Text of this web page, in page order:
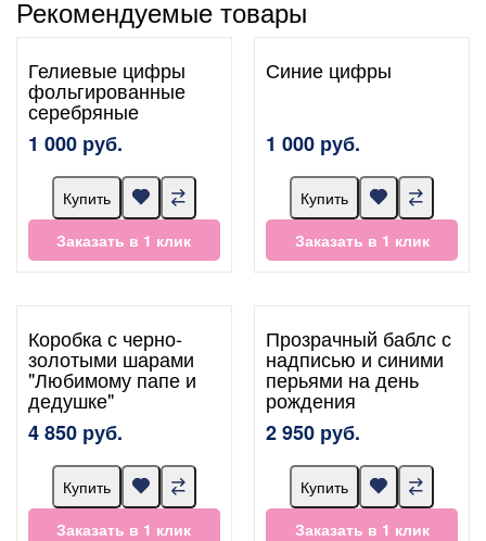
Рекомендуемые товары
Гелиевые цифры
фольгированные
серебряные
1 000 руб.
Купить
Заказать в 1 клик
Синие цифры
1 000 руб.
Купить
Заказать в 1 клик
Коробка с черно-
золотыми шарами
"Любимому папе и
дедушке"
4 850 руб.
Купить
Заказать в 1 клик
Прозрачный баблс с
надписью и синими
перьями на день
рождения
2 950 руб.
Купить
Заказать в 1 клик